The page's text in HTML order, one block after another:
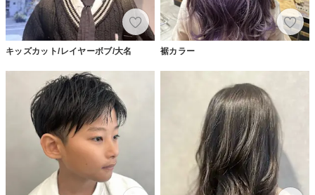
キッズカット/レイヤーボブ/大名 裾カラー